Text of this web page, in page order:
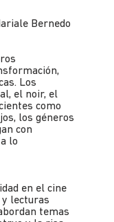
Bernedo
Los
el noir, el
como
los géneros
con
lo
en el cine
y lecturas
temas